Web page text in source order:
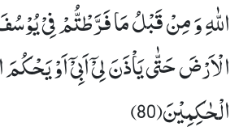
اللّٰهِ وَ مِنْ قَبْلُ مَا فَرَّطْتُّمْ فِیْ
الْاَرْضَ حَتّٰى یَاْذَنَ لِیْۤ اَبِیْۤ اَوْ
الْحٰكِمِیْنَ(80)